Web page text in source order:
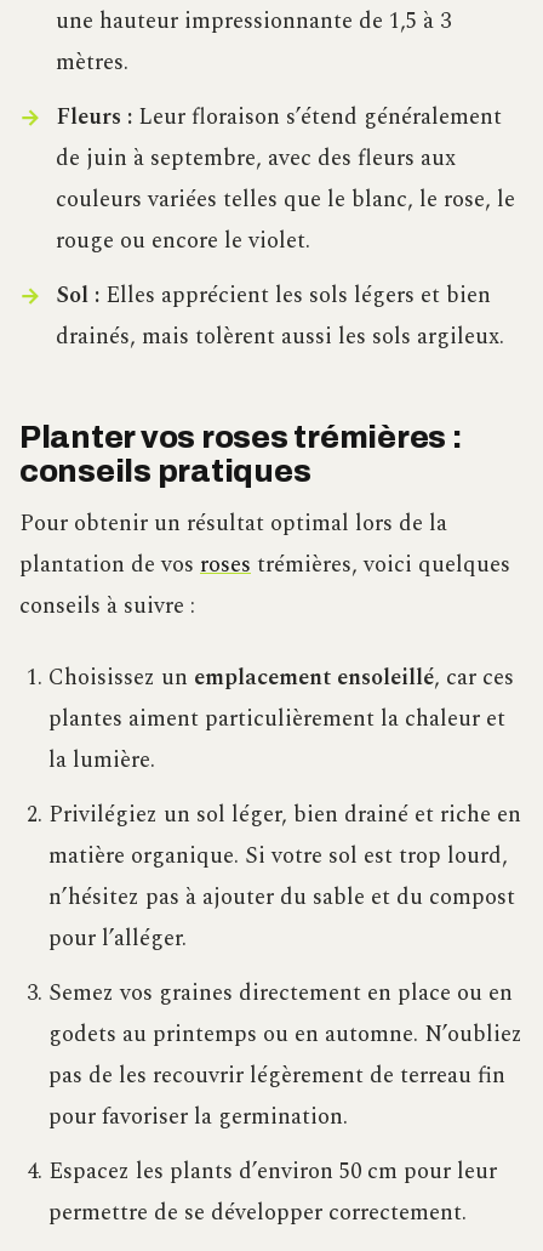
une hauteur impressionnante de 1,5 à 3
mètres.
Fleurs :Leur floraison s’étend généralement
de juin à septembre, avec des fleurs aux
couleurs variées telles que le blanc, le rose, le
rouge ou encore le violet.
Sol :Elles apprécient les sols légers et bien
drainés, mais tolèrent aussi les sols argileux.
Planter vos roses trémières :
conseils pratiques
Pour obtenir un résultat optimal lors de la
plantation de vos rosestrémières, voici quelques
conseils à suivre :
Choisissez un emplacement ensoleillé, car ces
plantes aiment particulièrement la chaleur et
la lumière.
Privilégiez un sol léger, bien drainé et riche en
matière organique. Si votre sol est trop lourd,
n’hésitez pas à ajouter du sable et du compost
pour l’alléger.
Semez vos graines directement en place ou en
godets au printemps ou en automne. N’oubliez
pas de les recouvrir légèrement de terreau fin
pour favoriser la germination.
Espacez les plants d’environ 50 cm pour leur
permettre de se développer correctement.